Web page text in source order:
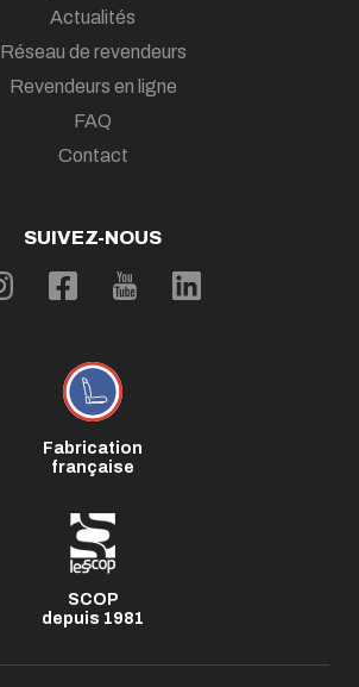
Actualités
Réseau de revendeurs
Revendeurs en ligne
FAQ
Contact
SUIVEZ-NOUS
Fabrication
française
SCOP
depuis 1981